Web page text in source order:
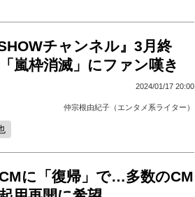
チャンネル』3月終
嵐枠消滅」にファン嘆き
2024/01/17 20:00
仲宗根由紀子（エンタメ系ライター）
に「復帰」で…多数のCM